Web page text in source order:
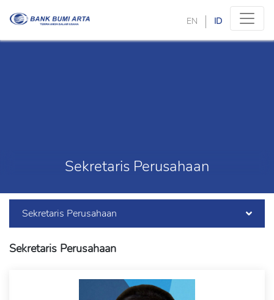
EN ID
Sekretaris Perusahaan
Sekretaris Perusahaan
Sekretaris Perusahaan